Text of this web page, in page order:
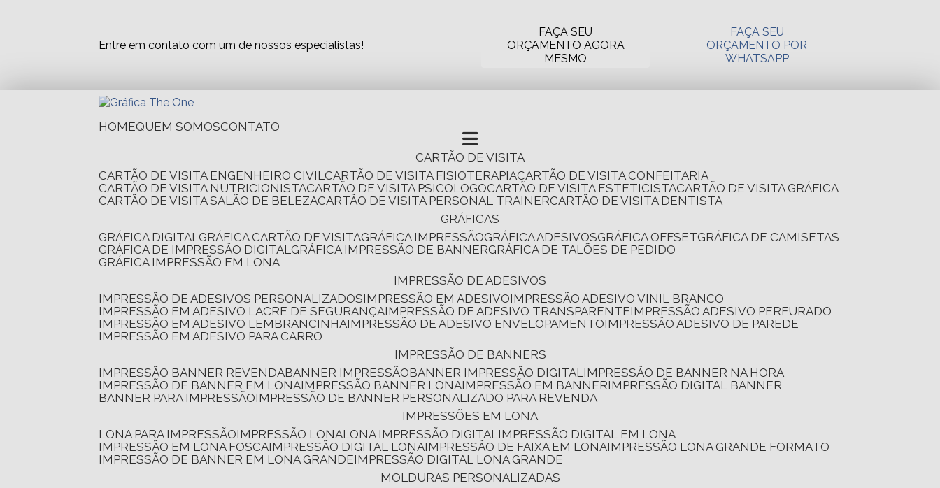
Entre em contato com um de nossos especialistas!
FAÇA SEU
ORÇAMENTO AGORA
MESMO
FAÇA SEU
ORÇAMENTO POR
WHATSAPP
HOME QUEM SOMOS CONTATO
CARTÃO DE VISITA
CARTÃO DE VISITA ENGENHEIRO CIVIL CARTÃO DE VISITA FISIOTERAPIA CARTÃO DE VISITA CONFEITARIA
CARTÃO DE VISITA NUTRICIONISTA CARTÃO DE VISITA PSICOLOGO CARTÃO DE VISITA ESTETICISTA CARTÃO DE VISITA GRÁFICA
CARTÃO DE VISITA SALÃO DE BELEZA CARTÃO DE VISITA PERSONAL TRAINER CARTÃO DE VISITA DENTISTA
GRÁFICAS
GRÁFICA DIGITAL
GRÁFICA CARTÃO DE VISITA GRÁFICA IMPRESSÃO GRÁFICA ADESIVOS GRÁFICA OFFSET
GRÁFICA DE CAMISETAS
GRÁFICA DE IMPRESSÃO DIGITAL
GRÁFICA IMPRESSÃO DE BANNER
GRÁFICA DE TALÕES DE PEDIDO
GRÁFICA IMPRESSÃO EM LONA
IMPRESSÃO DE ADESIVOS
IMPRESSÃO DE ADESIVOS PERSONALIZADOS IMPRESSÃO EM ADESIVO IMPRESSÃO ADESIVO VINIL BRANCO
IMPRESSÃO EM ADESIVO LACRE DE SEGURANÇA IMPRESSÃO DE ADESIVO TRANSPARENTE IMPRESSÃO ADESIVO PERFURADO
IMPRESSÃO EM ADESIVO LEMBRANCINHA IMPRESSÃO DE ADESIVO ENVELOPAMENTO IMPRESSÃO ADESIVO DE PAREDE
IMPRESSÃO EM ADESIVO PARA CARRO
IMPRESSÃO DE BANNERS
IMPRESSÃO BANNER REVENDA
BANNER IMPRESSÃO BANNER IMPRESSÃO DIGITAL IMPRESSÃO DE BANNER NA HORA
IMPRESSÃO DE BANNER EM LONA IMPRESSÃO BANNER LONA IMPRESSÃO EM BANNER IMPRESSÃO DIGITAL BANNER
BANNER PARA IMPRESSÃO IMPRESSÃO DE BANNER PERSONALIZADO PARA REVENDA
IMPRESSÕES EM LONA
LONA PARA IMPRESSÃO IMPRESSÃO LONA LONA IMPRESSÃO DIGITAL IMPRESSÃO DIGITAL EM LONA
IMPRESSÃO EM LONA FOSCA IMPRESSÃO DIGITAL LONA IMPRESSÃO DE FAIXA EM LONA IMPRESSÃO LONA GRANDE FORMATO
IMPRESSÃO DE BANNER EM LONA GRANDE IMPRESSÃO DIGITAL LONA GRANDE
MOLDURAS PERSONALIZADAS